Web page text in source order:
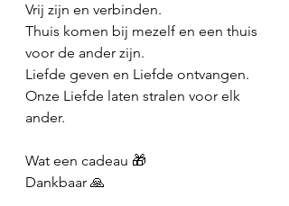
Vrij zijn en verbinden.
Thuis komen bij mezelf en een thuis
voor de ander zijn.
Liefde geven en Liefde ontvangen.
Onze Liefde laten stralen voor elk
ander.
Wat een cadeau 🎁
Dankbaar 🙏